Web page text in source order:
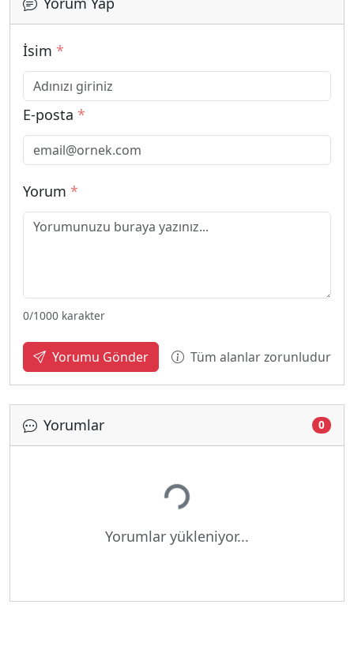
İsim *
E-posta *
Yorum *
0/1000 karakter
Yorumu Gönder Tüm alanlar zorunludur
Yorumlar 0
Yükleniyor...
Yorumlar yükleniyor...